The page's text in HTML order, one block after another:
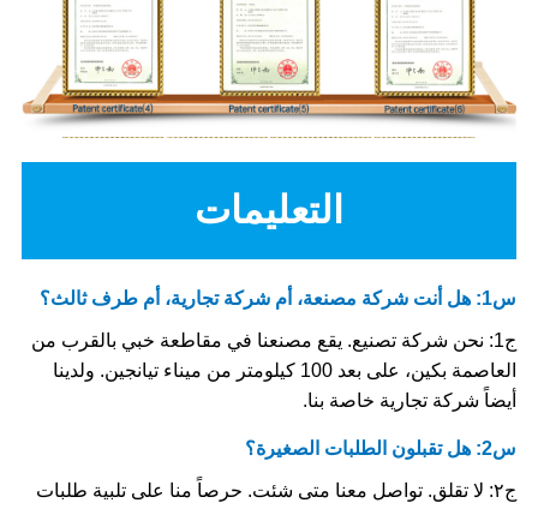
التعليمات
س1: هل أنت شركة مصنعة، أم شركة تجارية، أم طرف ثالث؟
ج1: نحن شركة تصنيع. يقع مصنعنا في مقاطعة خبي بالقرب من
العاصمة بكين، على بعد 100 كيلومتر من ميناء تيانجين. ولدينا
أيضاً شركة تجارية خاصة بنا.
س2: هل تقبلون الطلبات الصغيرة؟
ج٢: لا تقلق. تواصل معنا متى شئت. حرصاً منا على تلبية طلبات